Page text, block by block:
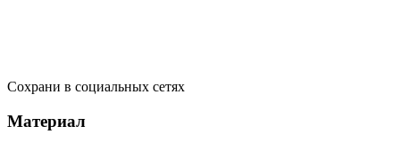
Сохрани в социальных сетях
Материал